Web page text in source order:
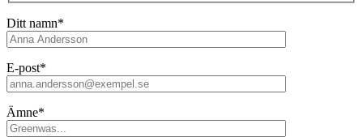
Ditt namn*
E-post*
Ämne*